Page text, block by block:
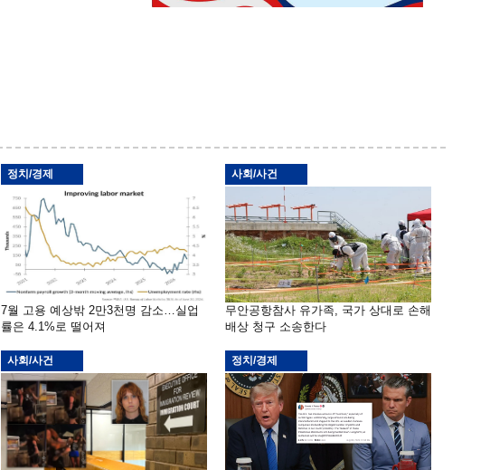
정치/경제
7월 고용 예상밖 2만3천명 감소…실업
률은 4.1%로 떨어져
사회/사건
무안공항참사 유가족, 국가 상대로 손해
배상 청구 소송한다
사회/사건 정치/경제